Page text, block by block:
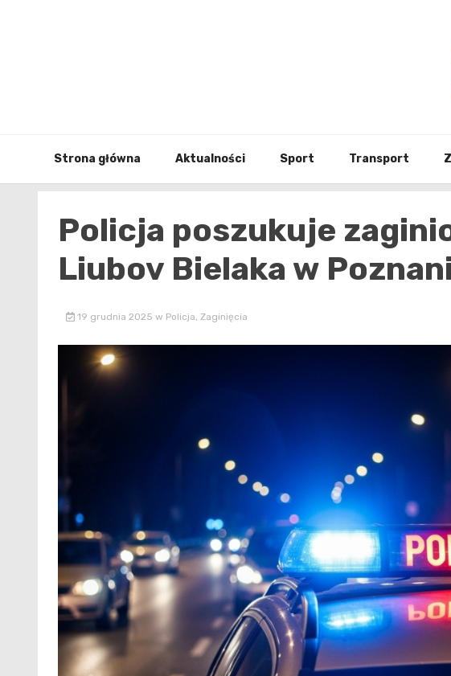
Strona główna Aktualności Sport Transport
Policja poszukuje
Liubov Bielaka w
19 grudnia 2025 w Policja, Zaginięcia